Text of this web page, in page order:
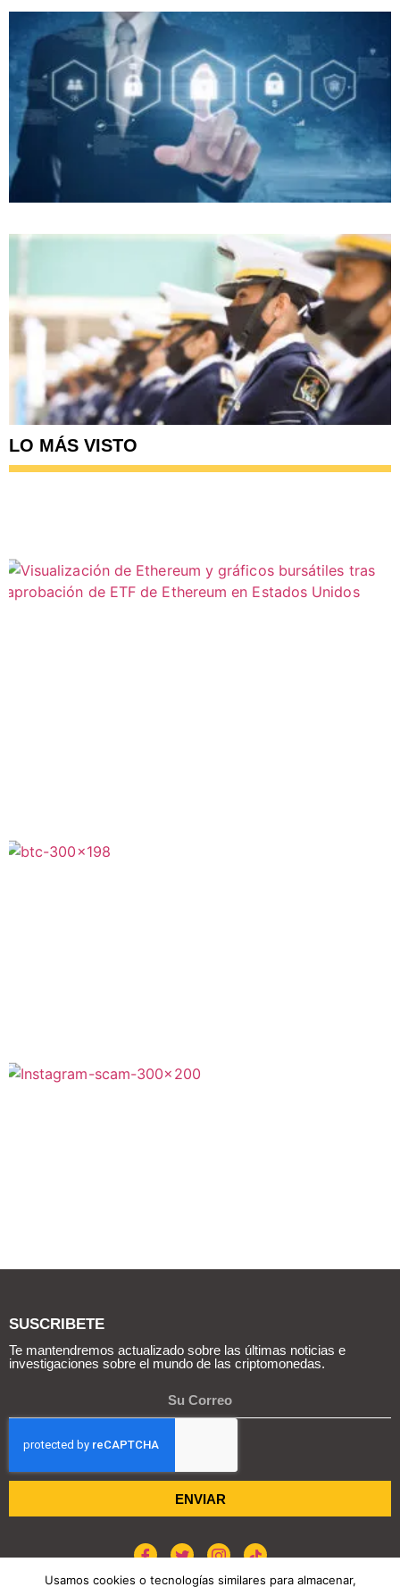
LO MÁS VISTO
SUSCRIBETE
Te mantendremos actualizado sobre las últimas noticias e
investigaciones sobre el mundo de las criptomonedas.
ENVIAR
Usamos cookies o tecnologías similares para almacenar,